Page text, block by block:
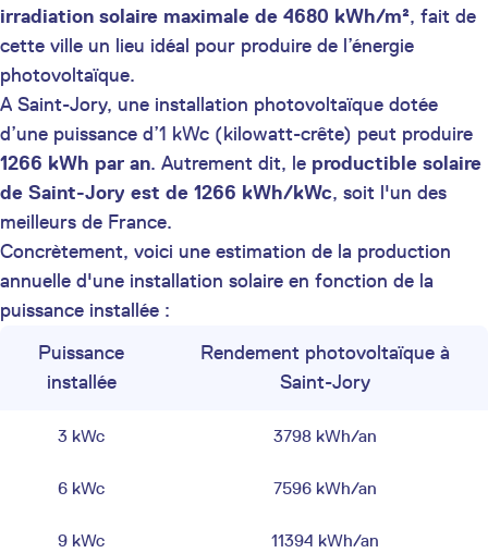
irradiation solaire maximale de 4680 kWh/m², fait de
cette ville un lieu idéal pour produire de l’énergie
photovoltaïque.
A Saint-Jory, une installation photovoltaïque dotée
d’une puissance d’1 kWc (kilowatt-crête) peut produire
1266 kWh par an. Autrement dit, le productible solaire
de Saint-Jory est de 1266 kWh/kWc, soit l'un des
meilleurs de France.
Concrètement, voici une estimation de la production
annuelle d'une installation solaire en fonction de la
puissance installée :
Puissance
installée
Rendement photovoltaïque à
Saint-Jory
3 kWc 3798 kWh/an
6 kWc 7596 kWh/an
9 kWc 11394 kWh/an